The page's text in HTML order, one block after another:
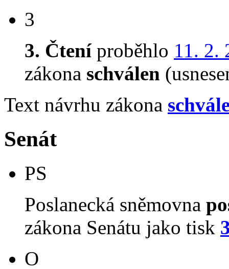
3
3. Čteníproběhlo 11. 2.
zákona schválen
Text návrhu zákona
Senát
PS
Poslanecká sněmovna
zákona Senátu jako tisk
O